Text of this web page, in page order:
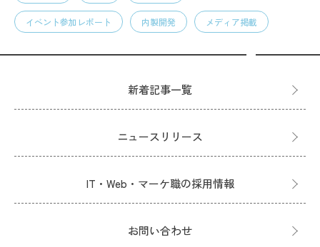
イベント参加レポート 内製開発 メディア掲載
新着記事一覧
ニュースリリース
IT・Web・マーケ職の採用情報
お問い合わせ